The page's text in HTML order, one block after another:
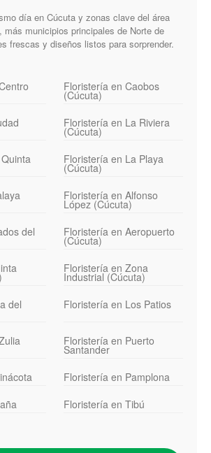
día en Cúcuta y zonas clave del área
más municipios principales de Norte de
frescas y diseños listos para sorprender.
Floristería en Caobos
(Cúcuta)
Floristería en La Riviera
(Cúcuta)
Floristería en La Playa
(Cúcuta)
Floristería en Alfonso
López (Cúcuta)
del
Floristería en Aeropuerto
(Cúcuta)
Floristería en Zona
Industrial (Cúcuta)
del
Floristería en Los Patios
Floristería en Puerto
Santander
Floristería en Pamplona
Floristería en Tibú